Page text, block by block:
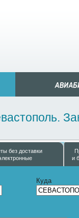
без доставки
и
Куда